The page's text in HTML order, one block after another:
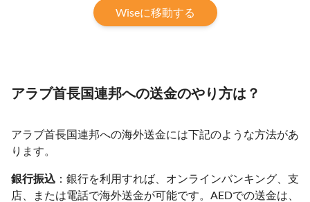
Wiseに移動する
アラブ首長国連邦への送金のやり方は？
アラブ首長国連邦への海外送金には下記のような方法があ
ります。
銀行振込 ：銀行を利用すれば、オンラインバンキング、支
店、または電話で海外送金が可能です。AEDでの送金は、